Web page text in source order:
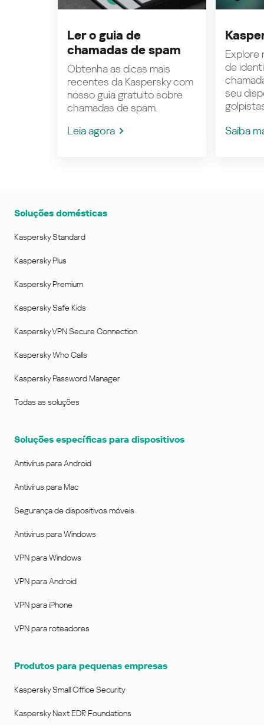
Ler o guia de
chamadas de spam
Obtenha as dicas mais
recentes da Kaspersky com
nosso guia gratuito sobre
chamadas de spam.
Leia agora
Explore
de
seu
Saiba
Soluções domésticas
Kaspersky Standard
Kaspersky Plus
Kaspersky Premium
Kaspersky Safe Kids
Kaspersky VPN Secure Connection
Kaspersky Who Calls
Kaspersky Password Manager
Todas as soluções
Soluções específicas para dispositivos
Antivírus para Android
Antivírus para Mac
Segurança de dispositivos móveis
Antivirus para Windows
VPN para Windows
VPN para Android
VPN para iPhone
VPN para roteadores
Produtos para pequenas empresas
Kaspersky Small Office Security
Kaspersky Next EDR Foundations